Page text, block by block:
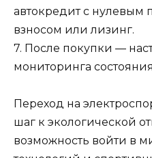
автокредит с нулевым
взносом или лизинг.
7. После покупки —
мониторинга
Переход на
шаг к экологической
возможность войти в